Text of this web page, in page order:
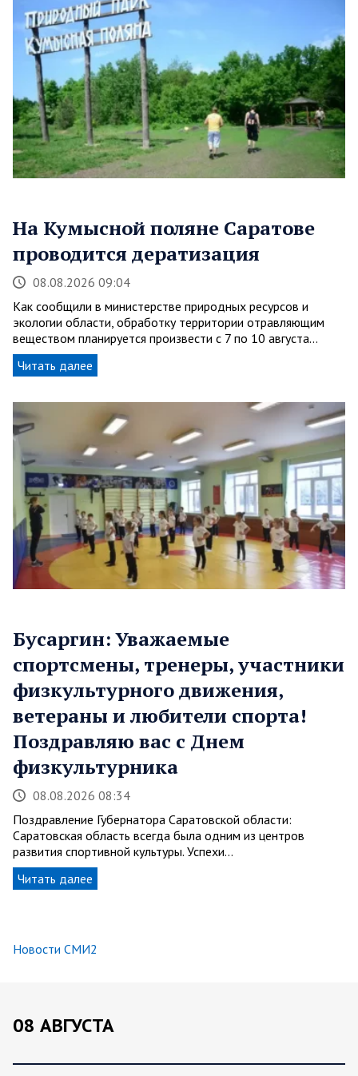
На Кумысной поляне Саратове
проводится дератизация
08.08.2026 09:04
Как сообщили в министерстве природных ресурсов и
экологии области, обработку территории отравляющим
веществом планируется произвести с 7 по 10 августа…
Читать далее
Бусаргин: Уважаемые
спортсмены, тренеры, участники
физкультурного движения,
ветераны и любители спорта!
Поздравляю вас с Днем
физкультурника
08.08.2026 08:34
Поздравление Губернатора Саратовской области:
Саратовская область всегда была одним из центров
развития спортивной культуры. Успехи…
Читать далее
Новости СМИ2
08 АВГУСТА